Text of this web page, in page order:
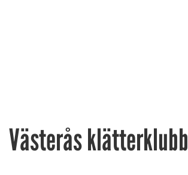
Västerås klätterklubb